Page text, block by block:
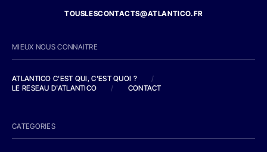
TOUSLESCONTACTS@ATLANTICO.FR
MIEUX NOUS CONNAITRE
ATLANTICO C'EST QUI, C'EST QUOI ?
/
LE RESEAU D'ATLANTICO
/ CONTACT
CATEGORIES